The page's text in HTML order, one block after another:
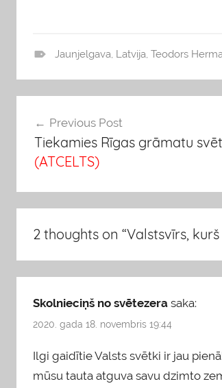
g
Jaunjelgava Latvija Teodors
Ziņu
izvēlne
Previous Post
Tiekamies Rīgas grāmatu
(ATCELTS)
2 thoughts on “Valstsvīrs,
Skolnieciņš no svētezera saka:
2020. gada 18. novembris 19:44
Ilgi gaidītie Valsts svētki ir jau
mūsu tauta atguva savu dzimto